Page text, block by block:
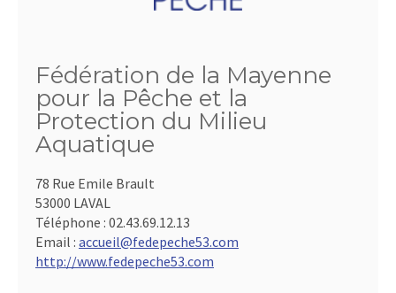
Fédération de la Mayenne
pour la Pêche et la
Protection du Milieu
Aquatique
78 Rue Emile Brault
53000 LAVAL
Téléphone : 02.43.69.12.13
Email : accueil@fedepeche53.com
http://www.fedepeche53.com